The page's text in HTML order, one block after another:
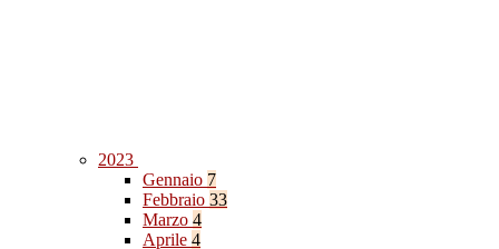
2023
Gennaio 7
Febbraio 33
Marzo 4
Aprile 4